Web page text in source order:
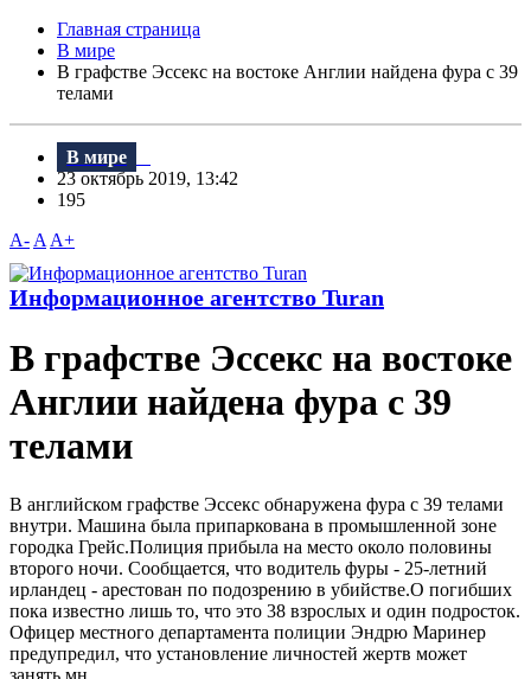
Главная страница
В мире
В графстве Эссекс на востоке Англии найдена фура с 39
телами
В мире
23 октябрь 2019, 13:42
195
A- A A+
Информационное агентство Turan
В графстве Эссекс на востоке
Англии найдена фура с 39
телами
B английском графстве Эссекс обнаружена фура с 39 телами
внутри. Машина была припаркована в промышленной зоне
городка Грейс.Полиция прибыла на место около половины
второго ночи. Сообщается, что водитель фуры - 25-летний
ирландец - арестован по подозрению в убийстве.О погибших
пока известно лишь то, что это 38 взрослых и один подросток.
Офицер местного департамента полиции Эндрю Маринер
предупредил, что установление личностей жертв может
занять мн...